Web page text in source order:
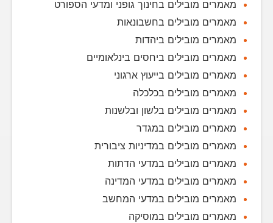
מאמרים מובילים בחינוך גופני ומדעי הספורט
מאמרים מובילים בחשבונאות
מאמרים מובילים ביהדות
מאמרים מובילים ביחסים בינלאומיים
מאמרים מובילים בייעוץ ארגוני
מאמרים מובילים בכלכלה
מאמרים מובילים בלשון ובלשנות
מאמרים מובילים במגדר
מאמרים מובילים במדיניות ציבורית
מאמרים מובילים במדעי הדתות
מאמרים מובילים במדעי המדינה
מאמרים מובילים במדעי המחשב
מאמרים מובילים במוסיקה